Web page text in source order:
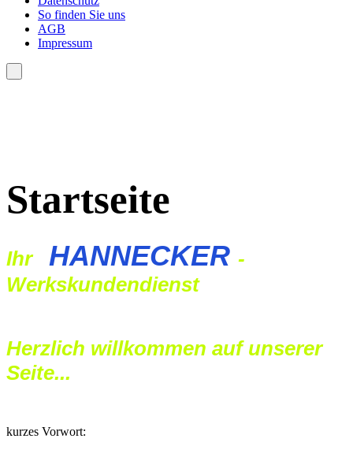
So finden Sie uns
AGB
Impressum
Startseite
Ihr HANNECKER -
Werkskundendienst
Herzlich willkommen auf unserer
Seite...
kurzes Vorwort: